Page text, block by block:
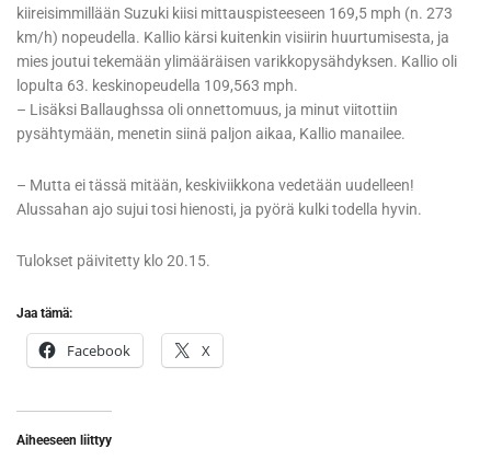
kiireisimmillään Suzuki kiisi mittauspisteeseen 169,5 mph (n. 273
km/h) nopeudella. Kallio kärsi kuitenkin visiirin huurtumisesta, ja
mies joutui tekemään ylimääräisen varikkopysähdyksen. Kallio oli
lopulta 63. keskinopeudella 109,563 mph.
– Lisäksi Ballaughssa oli onnettomuus, ja minut viitottiin
pysähtymään, menetin siinä paljon aikaa, Kallio manailee.
– Mutta ei tässä mitään, keskiviikkona vedetään uudelleen!
Alussahan ajo sujui tosi hienosti, ja pyörä kulki todella hyvin.
Tulokset päivitetty klo 20.15.
Jaa tämä:
Facebook X
Aiheeseen liittyy